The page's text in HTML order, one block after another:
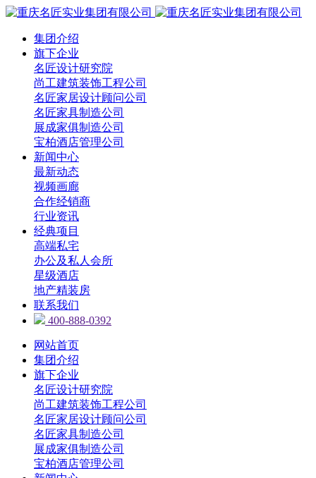
集团介绍
旗下企业
名匠设计研究院
尚工建筑装饰工程公司
名匠家居设计顾问公司
名匠家具制造公司
展成家俱制造公司
宝柏酒店管理公司
新闻中心
最新动态
视频画廊
合作经销商
行业资讯
经典项目
高端私宅
办公及私人会所
星级酒店
地产精装房
联系我们
400-888-0392
网站首页
集团介绍
旗下企业
名匠设计研究院
尚工建筑装饰工程公司
名匠家居设计顾问公司
名匠家具制造公司
展成家俱制造公司
宝柏酒店管理公司